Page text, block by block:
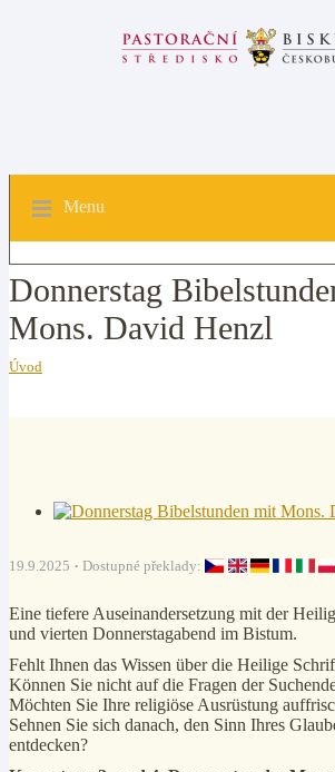
Menu
Donnerstag
Mons. David Henzl
Úvod
19.9.2025 Dostupné překlady:
Eine tiefere Auseinandersetzung mit der
und vierten Donnerstagabend im Bistum.
Fehlt Ihnen das Wissen über die Heilige
Können Sie nicht auf die Fragen der
Möchten Sie Ihre religiöse Ausrüstung
Sehnen Sie sich danach, den Sinn Ihres
entdecken?